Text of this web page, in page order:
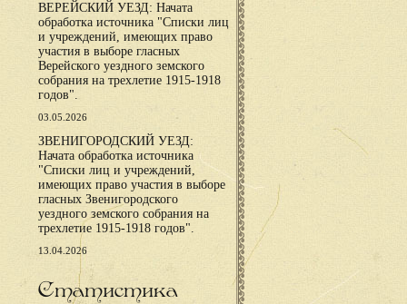
ВЕРЕЙСКИЙ УЕЗД: Начата
обработка источника "Списки лиц
и учреждений, имеющих право
участия в выборе гласных
Верейского уездного земского
собрания на трехлетие 1915-1918
годов".
03.05.2026
ЗВЕНИГОРОДСКИЙ УЕЗД:
Начата обработка источника
"Списки лиц и учреждений,
имеющих право участия в выборе
гласных Звенигородского
уездного земского собрания на
трехлетие 1915-1918 годов".
13.04.2026
Статистика